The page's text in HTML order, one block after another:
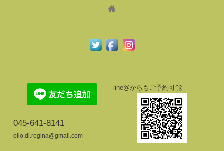
045-641-8141
olio.di.regina@gmail.com
line@からもご予約可能